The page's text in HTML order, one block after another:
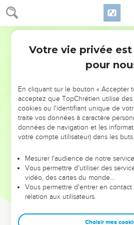
NE MANQUEZ PAS
DE
ET SI LEURS ERREURS
VOTRES ?
leur foi ou leur vision. Mais on voit
et les saisons difficiles qu'ils ont
sont elles qui les ont
Dans cette conférence, leaders,
clés pour avancer avec plus de
Votre vie privée
pour
En cliquant sur le bouton « Accepter
acceptez que TopChrétien utilise des
cookies ou l'identifiant unique de
traite vos données à caractère
données de navigation et les
votre compte utilisateur) dans les buts
Mesurer l'audience de notre service
Vous permettre d'utiliser des
vidéo, des cartes du monde…
Vous permettre d'entrer en
relation aux utilisateurs.
Choisir mes